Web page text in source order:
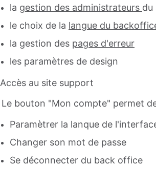
la gestion des administrateurs du
le choix de la langue du
la gestion des pages d'erreur
les paramètres de design
Accès au site support
Le bouton "Mon compte" permet
Paramètrer la lanque de
Changer son mot de passe
Se déconnecter du back office